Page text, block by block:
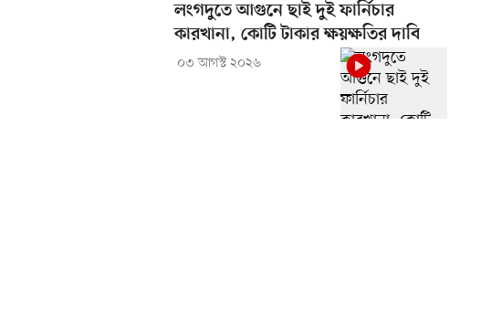
লংগদুতে আগুনে ছাই দুই ফার্নিচার
কারখানা, কোটি টাকার ক্ষয়ক্ষতির দাবি
০৩ আগস্ট ২০২৬